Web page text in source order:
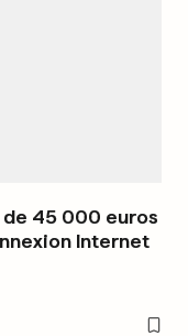
45 000 euros
Internet